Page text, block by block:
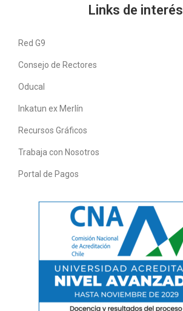
Links de interés
Red G9
Consejo de Rectores
Oducal
Inkatun ex Merlín
Recursos Gráficos
Trabaja con Nosotros
Portal de Pagos